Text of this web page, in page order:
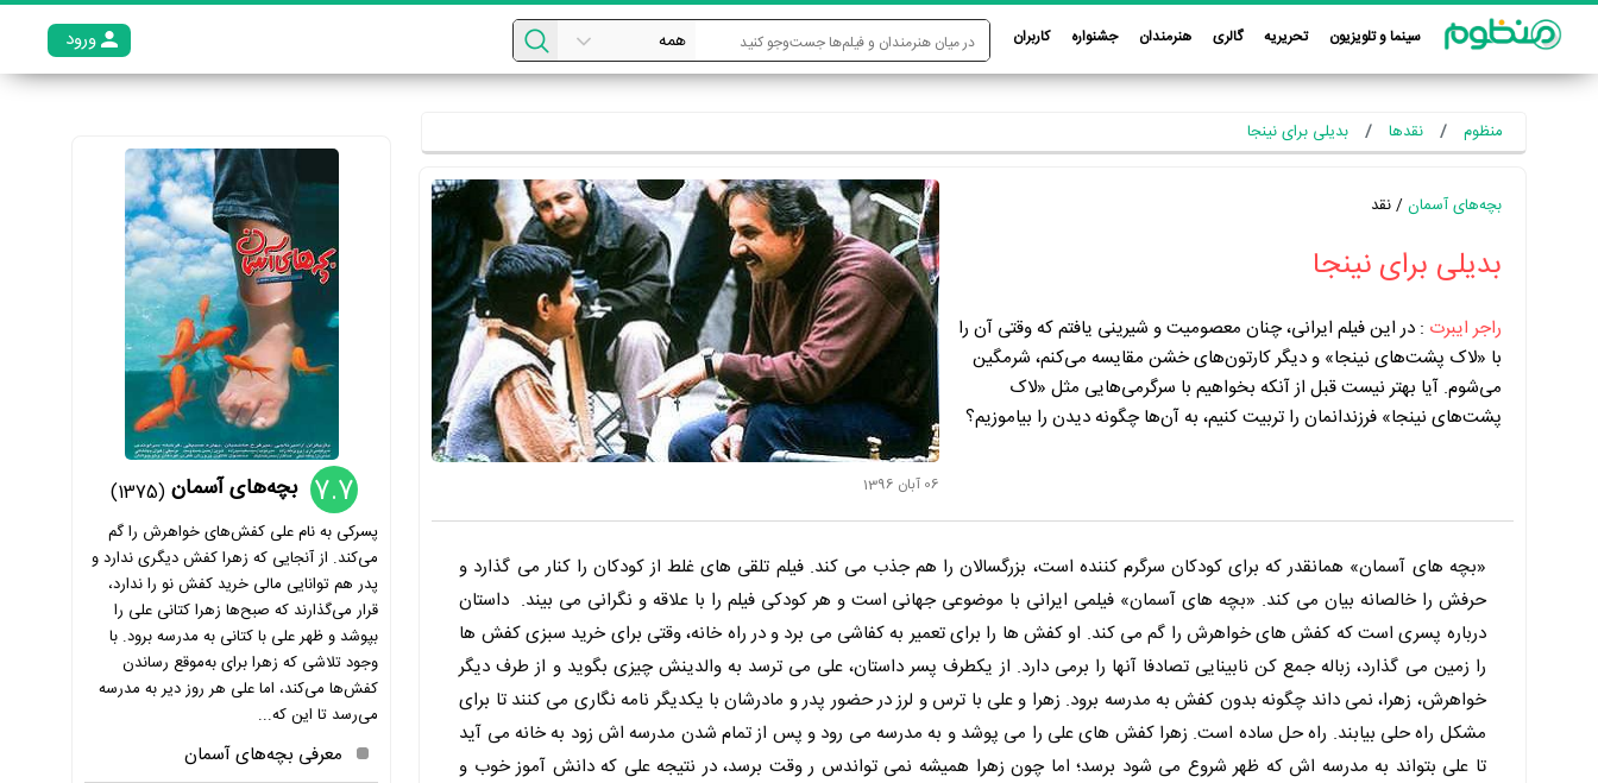
سینما و تلویزیون تحریریه گالری هنرمندان جشنواره کاربران ورود
منظوم نقدها بدیلی برای نینجا
بچه‌های آسمان/ نقد
بدیلی برای نینجا
راجر ایبرت : در این فیلم ایرانی، چنان معصومیت و شیرینی یافتم که وقتی آن را
با «لاک پشت‌های نینجا» و دیگر کارتون‌های خشن مقایسه می‌کنم، شرمگین
می‌شوم. آیا بهتر نیست قبل از آنکه بخواهیم با سرگرمی‌هایی مثل «لاک
پشت‌های نینجا» فرزندانمان را تربیت کنیم، به آن‌ها چگونه دیدن را بیاموزیم؟
06 آبان 1396
«بچه های آسمان» همانقدر که برای کودکان سرگرم کننده است، بزرگسالان را هم جذب می کند. فیلم تلقی های غلط از کودکان را کنار می گذارد و
حرفش را خالصانه بیان می کند. «بچه های آسمان» فیلمی ایرانی با موضوعی جهانی است و هر کودکی فیلم را با علاقه و نگرانی می بیند. داستان
درباره پسری است که کفش های خواهرش را گم می کند. او کفش ها را برای تعمیر به کفاشی می برد و در راه خانه، وقتی برای خرید سبزی کفش ها
را زمین می گذارد، زباله جمع کن نابینایی تصادفا آنها را برمی دارد. از یکطرف پسر داستان، علی می ترسد به والدینش چیزی بگوید و از طرف دیگر
خواهرش، زهرا، نمی داند چگونه بدون کفش به مدرسه برود. زهرا و علی با ترس و لرز در حضور پدر و مادرشان با یکدیگر نامه نگاری می کنند تا برای
مشکل راه حلی بیابند. راه حل ساده است. زهرا کفش های علی را می پوشد و به مدرسه می رود و پس از تمام شدن مدرسه اش زود به خانه می آید
تا علی بتواند به مدرسه اش که ظهر شروع می شود برسد؛ اما چون زهرا همیشه نمی تواندس ر وقت برسد، در نتیجه علی که دانش آموز خوب و
7.7 بچه‌های آسمان (1375)
پسرکی به نام علی کفش‌های خواهرش را گم
می‌کند. از آنجایی که زهرا کفش دیگری ندارد و
پدر هم توانایی مالی خرید کفش نو را ندارد،
قرار می‌گذارند که صبح‌ها زهرا کتانی علی را
بپوشد و ظهر علی با کتانی به مدرسه برود. با
وجود تلاشی که زهرا برای به‌موقع رساندن
کفش‌ها می‌کند، اما علی هر روز دیر به مدرسه
می‌رسد تا این که...
معرفی بچه‌های آسمان